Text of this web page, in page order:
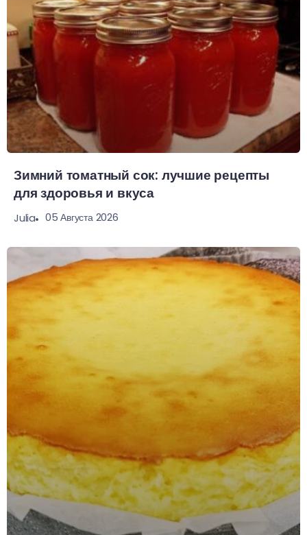
Зимний томатный сок: лучшие рецепты
для здоровья и вкуса
Julia 05 Августа 2026